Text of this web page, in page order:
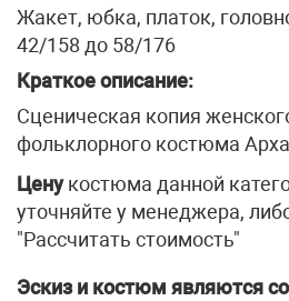
Жакет, юбка, платок,
42/158 до 58/176
Краткое описание:
Сценическая копия
фольклорного костюма
Ценукостюма данной
уточняйте у менеджера,
"Рассчитать стоимость"
Эскиз и костюм являются